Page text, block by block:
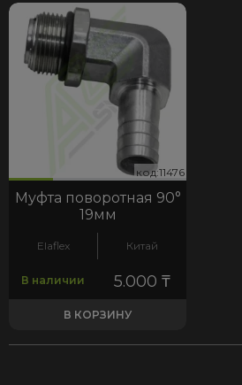
код:11476
Муфта поворотная 90°
19мм
Elaflex Китай
В наличии 5.000 ₸
В КОРЗИНУ